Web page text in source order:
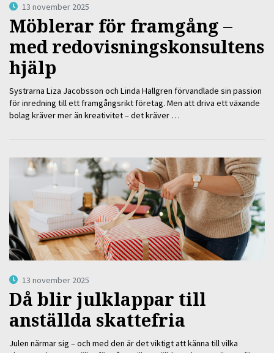
13 november 2025
Möblerar för framgång –
med redovisningskonsultens
hjälp
Systrarna Liza Jacobsson och Linda Hallgren förvandlade sin passion
för inredning till ett framgångsrikt företag. Men att driva ett växande
bolag kräver mer än kreativitet – det kräver …
13 november 2025
Då blir julklappar till
anställda skattefria
Julen närmar sig – och med den är det viktigt att känna till vilka